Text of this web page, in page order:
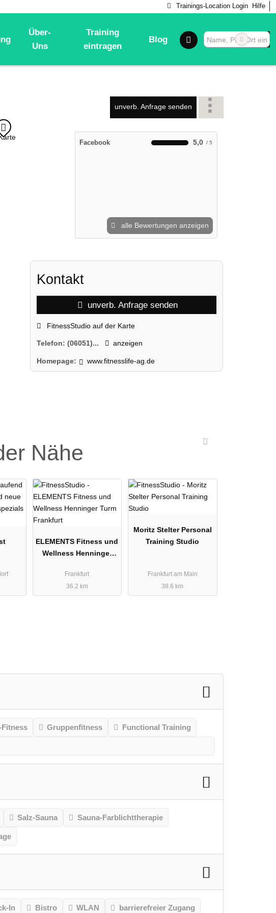
Trainings-Location Login Hilfe
Über-
Uns
Training
eintragen
Blog
unverb. Anfrage senden
Facebook 5,0
alle Bewertungen anzeigen
Kontakt
unverb. Anfrage senden
FitnessStudio auf der Karte
Telefon:(06051)... anzeigen
Homepage: www.fitnesslife-ag.de
Nähe
ELEMENTS Fitness und
Wellness Henninger
Frankfurt
36.2 km
Moritz Stelter Personal
Training Studio
Frankfurt am Main
38.6 km
Fitness Gruppenfitness Functional Training
Salz-Sauna Sauna-Farblichttherapie
In Bistro WLAN barrierefreier Zugang